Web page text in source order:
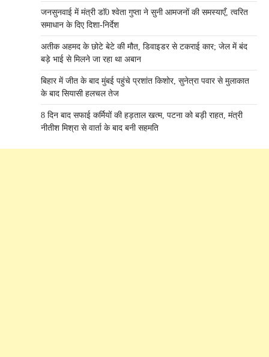
जनसुनवाई में मंत्री डाॅ0 श्वेता गुप्ता ने सुनी आमजनों की समस्याएँ, त्वरित
समाधान के दिए दिशा-निर्देश
अतीक अहमद के छोटे बेटे की मौत, डिवाइडर से टकराई कार; जेल में बंद
बड़े भाई से मिलने जा रहा था अबान
बिहार में जीत के बाद मुंबई पहुंचे प्रशांत किशोर, सुनेत्रा पवार से मुलाकात
के बाद सियासी हलचल तेज
8 दिन बाद सफाई कर्मियों की हड़ताल खत्म, पटना को बड़ी राहत, मंत्री
नीतीश मिश्रा से वार्ता के बाद बनी सहमति